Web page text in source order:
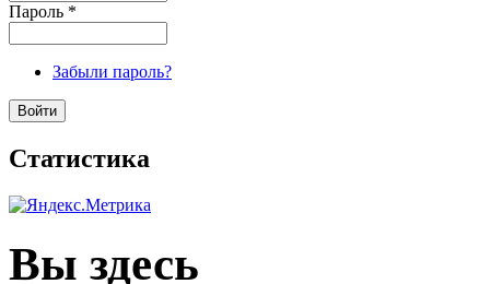
Пароль *
Забыли пароль?
Статистика
Вы здесь